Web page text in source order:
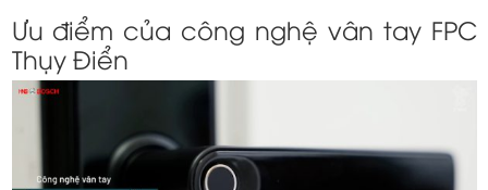
Ưu điểm của công nghệ vân tay FPC
Thụy Điển